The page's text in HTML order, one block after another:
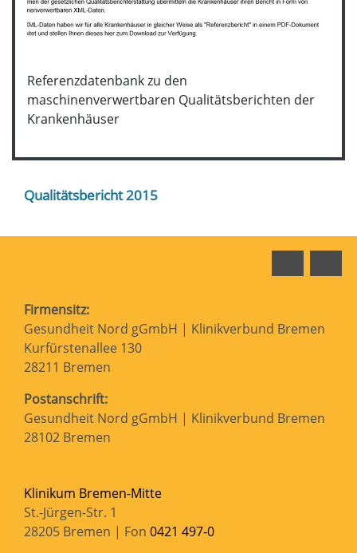
Referenzdatenbank zu den
maschinenverwertbaren Qualitätsberichten der
Krankenhäuser
Qualitätsbericht 2015
Firmensitz:
Gesundheit Nord gGmbH | Klinikverbund Bremen
Kurfürstenallee 130
28211 Bremen
Postanschrift:
Gesundheit Nord gGmbH | Klinikverbund Bremen
28102 Bremen
Klinikum Bremen-Mitte
St.-Jürgen-Str. 1
28205 Bremen | Fon 0421 497-0